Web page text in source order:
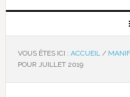
VOUS ÊTES ICI : ACCUEIL /
POUR JUILLET 2019